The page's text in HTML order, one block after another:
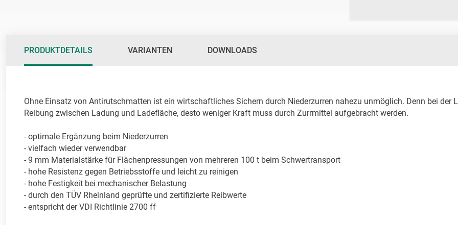
PRODUKTDETAILS
Ohne Einsatz von Antirutschmatten ist ein wirtschaftliches Sichern durch Niederzurren nahezu unmöglich. Denn bei
Reibung zwischen Ladung und Ladefläche, desto weniger Kraft muss durch Zurrmittel aufgebracht werden.
- optimale Ergänzung beim Niederzurren
- vielfach wieder verwendbar
- 9 mm Materialstärke für Flächenpressungen von mehreren 100 t beim Schwertransport
- hohe Resistenz gegen Betriebsstoffe und leicht zu reinigen
- hohe Festigkeit bei mechanischer Belastung
- durch den TÜV Rheinland geprüfte und zertifizierte Reibwerte
- entspricht der VDI Richtlinie 2700 ff
VARIANTEN DOWNLOADS